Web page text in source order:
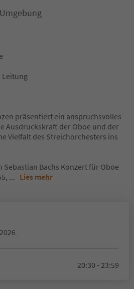
Leitung
präsentiert ein anspruchsvolles
Ausdruckskraft der Oboe und der
Vielfalt des Streichorchesters ins
Bachs Konzert für Oboe
... Lies mehr
20:30 - 23:59